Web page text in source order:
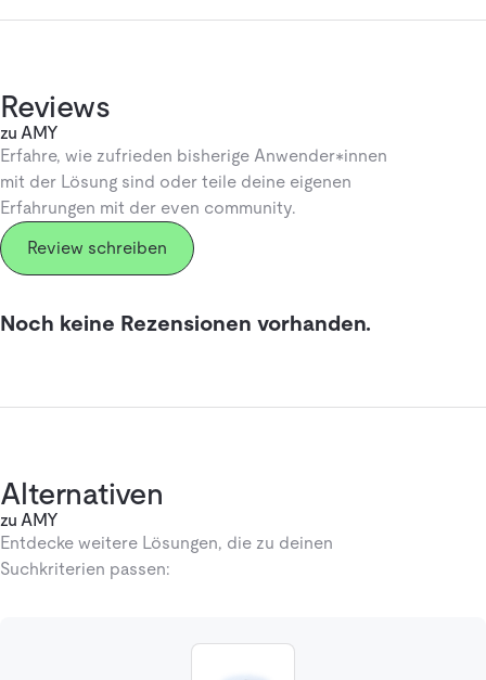
Reviews
zu AMY
Erfahre, wie zufrieden bisherige Anwender*innen
mit der Lösung sind oder teile deine eigenen
Erfahrungen mit der even community.
Review schreiben
Noch keine Rezensionen vorhanden.
Alternativen
zu AMY
Entdecke weitere Lösungen, die zu deinen
Suchkriterien passen: